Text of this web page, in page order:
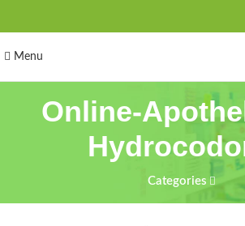
Menu
Online-
Categories